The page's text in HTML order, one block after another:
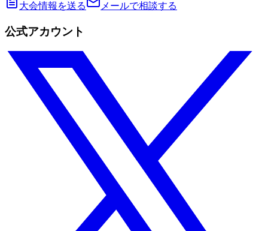
大会情報を送る
メールで相談する
公式アカウント